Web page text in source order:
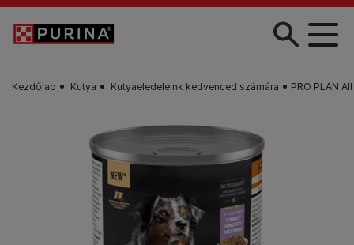
Skip to main content
Kezdőlap Kutya Kutyaeledeleink kedvenced számára PRO PLAN